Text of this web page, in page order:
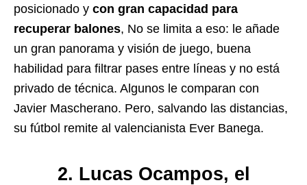
posicionado y con gran capacidad para
recuperar balones, No se limita a eso: le añade
un gran panorama y visión de juego, buena
habilidad para filtrar pases entre líneas y no está
privado de técnica. Algunos le comparan con
Javier Mascherano. Pero, salvando las distancias,
su fútbol remite al valencianista Ever Banega.
2. Lucas Ocampos, el